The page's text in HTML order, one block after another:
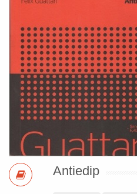
Antiedip